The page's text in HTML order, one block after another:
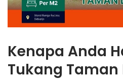
Kenapa Anda
Tukang Taman